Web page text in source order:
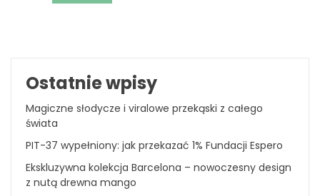
Ostatnie wpisy
Magiczne słodycze i viralowe przekąski z całego
świata
PIT-37 wypełniony: jak przekazać 1% Fundacji Espero
Ekskluzywna kolekcja Barcelona – nowoczesny design
z nutą drewna mango